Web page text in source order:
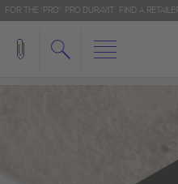
FOR THE 'PRO': PRO.DURAVIT FIND A